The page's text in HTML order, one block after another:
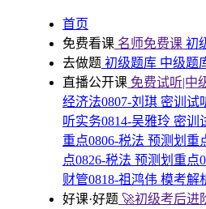
首页
免费看课 名师免费课 初
去做题 初级题库 中级题
直播公开课 免费试听|中
经济法0807-刘琪 密训试
听实务0814-吴雅玲 密训
重点0806-税法 预测划重
点0826-税法 预测划重点
财管0818-祖鸿伟 模考解
好课·好题 🚀初级考后进